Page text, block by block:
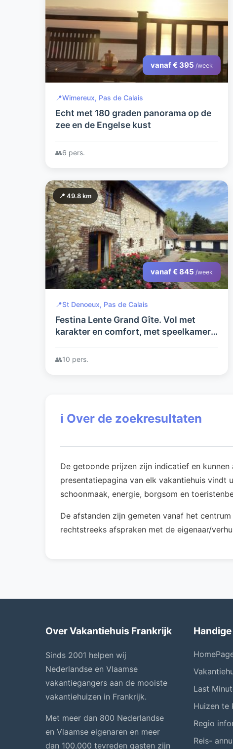
vanaf € 395 /week
📍Wimereux, Pas de Calais
Echt met 180 graden panorama op de
zee en de Engelse kust
👥6 pers.
📍 49.8 km
vanaf € 845 /week
📍St Denoeux, Pas de Calais
Festina Lente Grand Gîte. Vol met
karakter en comfort, met speelkamer
families en of vrienden.
👥10 pers.
ℹ️ Over de zoekresultaten
De getoonde prijzen zijn indicatief en
presentatiepagina van elk vakantiehuis vindt
schoonmaak, energie, borgsom en
De afstanden zijn gemeten vanaf het
rechtstreeks afspraken met de eigenaar/
Over Vakantiehuis Frankrijk
Sinds 2001 helpen wij
Nederlandse en Vlaamse
vakantiegangers aan de mooiste
vakantiehuizen in Frankrijk.
Met meer dan 800 Nederlandse
en Vlaamse eigenaren en meer
dan 100.000 tevreden gasten zijn
Last
Huizen te
Regio
Reis-